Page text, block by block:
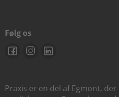
Følg os
Praxis er en del af Egmont,